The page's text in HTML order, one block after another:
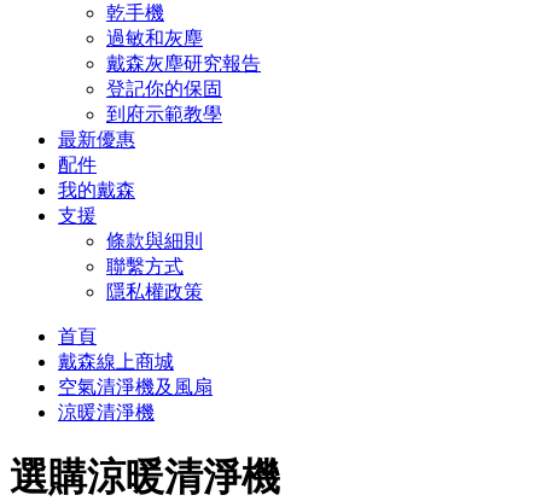
乾手機
過敏和灰塵
戴森灰塵研究報告
登記你的保固
到府示範教學
最新優惠
配件
我的戴森
支援
條款與細則
聯繫方式
隱私權政策
首頁
戴森線上商城
空氣清淨機及風扇
涼暖清淨機
選購涼暖清淨機